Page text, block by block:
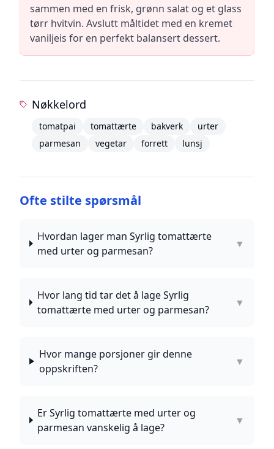
sammen med en frisk, grønn salat og et glass
tørr hvitvin. Avslutt måltidet med en kremet
vaniljeis for en perfekt balansert dessert.
Nøkkelord
tomatpai tomattærte bakverk
urter
parmesan
vegetar forrett lunsj
Ofte stilte spørsmål
Hvordan lager man Syrlig tomattærte
med urter og parmesan?
▼
Hvor lang tid tar det å lage Syrlig
tomattærte med urter og parmesan?
▼
Hvor mange porsjoner gir denne
oppskriften?
▼
Er Syrlig tomattærte med urter og
parmesan vanskelig å lage?
▼